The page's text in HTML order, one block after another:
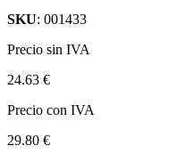
SKU: 001433
Precio sin IVA
24.63 €
Precio con IVA
29.80 €